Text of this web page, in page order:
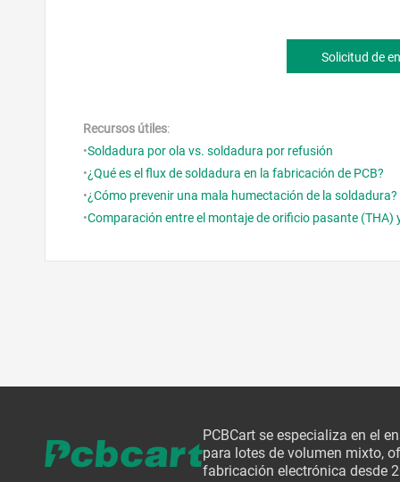
Solicitud de
Recursos útiles:
•Soldadura por ola vs. soldadura por refusión
•¿Qué es el flux de soldadura en la fabricación de PCB?
•¿Cómo prevenir una mala humectación de la soldadura?
•Comparación entre el montaje de orificio pasante (THA)
PCBCart se especializa en el
para lotes de volumen mixto,
fabricación electrónica desde